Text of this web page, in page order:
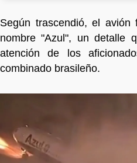
Según trascendió, el avión
nombre "Azul", un detalle
atención de los
combinado brasileño.